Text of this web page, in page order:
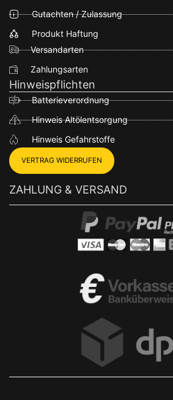
Gutachten / Zulassung
Produkt Haftung
Versandarten
Zahlungsarten
Hinweispflichten
Batterieverordnung
Hinweis Altölentsorgung
Hinweis Gefahrstoffe
VERTRAG WIDERRUFEN
ZAHLUNG & VERSAND